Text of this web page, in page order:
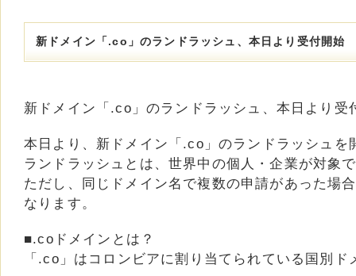
新ドメイン「.co」のランドラッシュ、本日より受付開始
新ドメイン「.co」のランドラッシュ、本日より受
本日より、新ドメイン「.co」のランドラッシュを
ランドラッシュとは、世界中の個人・企業が対象
ただし、同じドメイン名で複数の申請があった場
なります。
■.coドメインとは？
「.co」はコロンビアに割り当てられている国別ド